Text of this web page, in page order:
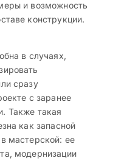
и возможность
конструкции.
в случаях,
сразу
с заранее
Также такая
как запасной
мастерской: ее
модернизации